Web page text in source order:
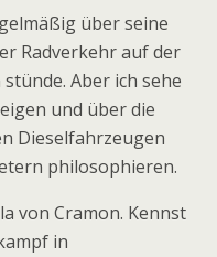
über seine
Radverkehr auf der
Aber ich sehe
und über die
Dieselfahrzeugen
philosophieren.
von Cramon. Kennst
in